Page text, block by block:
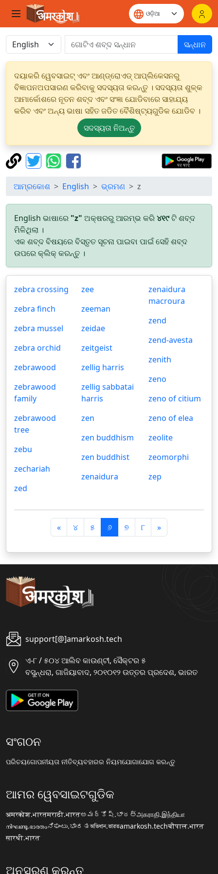
ସନ୍ଧାନ
ଦୟାକରି ୱେବସାଇଟ୍ ଏବଂ ଆଣ୍ଡ୍ରୋଏଡ୍ ଆପ୍ଲିକେସନରୁ
ବିଜ୍ଞାପନଅପସାରଣ କରିବାକୁ ସଦସ୍ୟତା କରନ୍ତୁ । ସଦସ୍ୟତା ଶୁଳ୍କ
ଆମାର୍କୋଶରେ ନୂତନ ଶବ୍ଦ ଏବଂ ସଂଜ୍ଞା ଯୋଡିବାରେ ସାହାଯ୍ୟ
କରିବ ଏବଂ ଅନ୍ୟ ଭାଷା ସହିତ ଜଡିତ ବୈଶିଷ୍ଟ୍ୟଗୁଡିକ ଯୋଡିବ ।
ସଦସ୍ୟତା ନିଅନ୍ତୁ
ଆମ୍ରକୋଶ English ଭ୍ରମଣ z
English ଭାଷାରେ "z" ଅକ୍ଷରରୁ ଆରମ୍ଭ କରି୪୧୯ଟି ଶବ୍ଦ
ମିଳିଥିଲା ।
ଏକ ଶବ୍ଦ ବିଷୟରେ ବିସ୍ତୃତ ସୂଚନା ପାଇବା ପାଇଁ ସେହି ଶବ୍ଦ
ଉପରେ କ୍ଲିକ୍ କରନ୍ତୁ ।
zebra crossing
zebra finch
zebra mussel
zebra orchid
zebrawood
zebrawood
family
zebrawood
tree
zebu
zechariah
zed
zee
zeeman
zeidae
zeitgeist
zellig harris
zellig sabbatai
harris
zen
zen buddhism
zen buddhist
zenaidura
zenaidura
macroura
zend
zend-avesta
zenith
zeno
zeno of citium
zeno of elea
zeolite
zeomorphi
zep
«पि
छ
ला
୪ ୫ ୬ ୭ ୮ »अ
ग
ला
support[@]amarkosh.tech
ଏ-୮ / ୫୦୪ ଆଲିବ କାଉଣ୍ଟୀ, ସୈକ୍ଟର ୫
ବସୁନ୍ଧରା, ଗାଜିୟାବାଦ, ୨୦୧୦୧୨ ଉତ୍ତର ପ୍ରଦେଶ, ଭାରତ
ସଂଗଠନ
ପରିଚୟଗୋପନୀୟତା ନୀତିବ୍ୟବହାରର ନିୟମଯୋଗାଯୋଗ କରନ୍ତୁ
ଆମର ୱେବସାଇଟଗୁଡିକ
अमरकोश.भारतमराठी.भारतఅమర్కోష్.భారత్அகராதி.இந்தியா
നിഘണ്ടു.ഭാരതംನಿಘಂಟು.ಭಾರತঅভিধান.ভারতamarkosh.techचौपाल.भारत
सारथी.भारत
ଅନୁସରଣ କରନ୍ତୁ